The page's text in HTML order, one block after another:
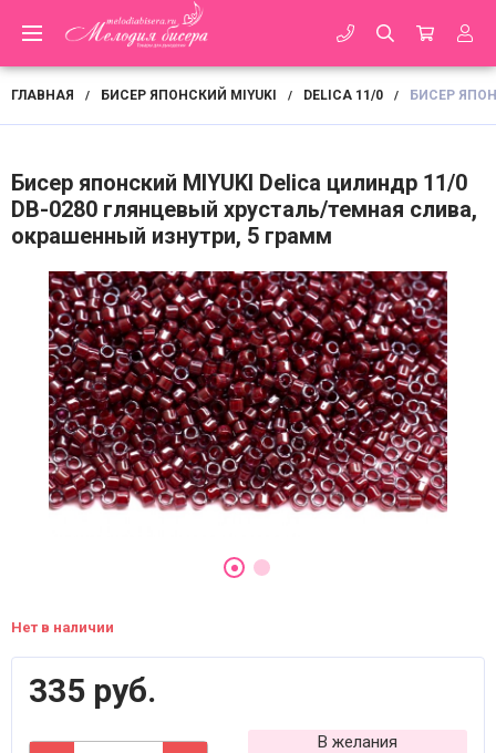
ГЛАВНАЯ / БИСЕР ЯПОНСКИЙ MIYUKI / DELICA 11/0 / БИСЕР
Бисер японский MIYUKI Delica цилиндр 11/0
DB-0280 глянцевый хрусталь/темная слива,
окрашенный изнутри, 5 грамм
Нет в наличии
335 руб.
В желания